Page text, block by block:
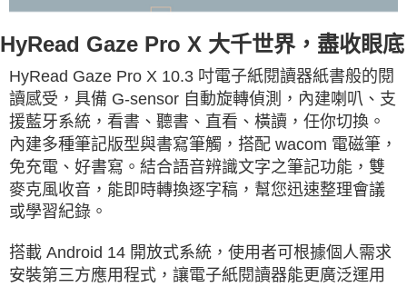
HyRead Gaze Pro X 大千世界，盡收眼底
HyRead Gaze Pro X 10.3 吋電子紙閱讀器紙書般的閱
讀感受，具備 G-sensor 自動旋轉偵測，內建喇叭、支
援藍牙系統，看書、聽書、直看、橫讀，任你切換。
內建多種筆記版型與書寫筆觸，搭配 wacom 電磁筆，
免充電、好書寫。結合語音辨識文字之筆記功能，雙
麥克風收音，能即時轉換逐字稿，幫您迅速整理會議
或學習紀錄。
搭載 Android 14 開放式系統，使用者可根據個人需求
安裝第三方應用程式，讓電子紙閱讀器能更廣泛運用